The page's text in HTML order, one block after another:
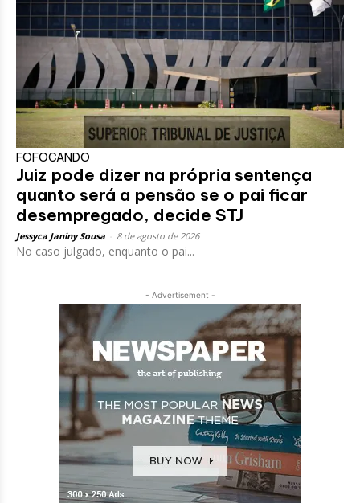
FOFOCANDO
Juiz pode dizer na própria sentença
quanto será a pensão se o pai ficar
desempregado, decide STJ
Jessyca Janiny Sousa 8 de agosto de 2026
No caso julgado, enquanto o pai...
- Advertisement -